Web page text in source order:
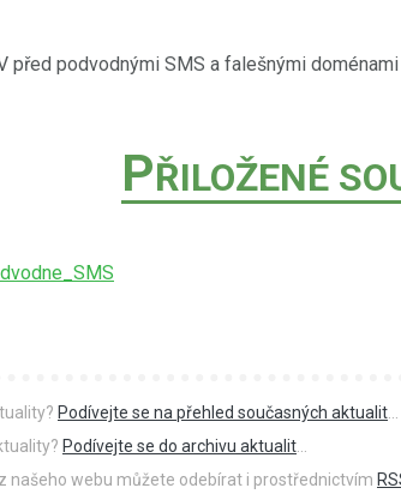
před podvodnými SMS a falešnými
PŘILOŽENÉ
Podívejte se na přehled současných aktualit
Podívejte se do archivu aktualit
našeho webu můžete odebírat i prostřednictvím